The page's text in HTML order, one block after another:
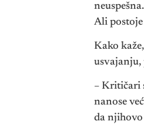
Ali
Kako
usvajanju,
– Kritičari
nanose
da njihovo